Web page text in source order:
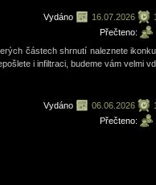
Vydáno 16.07.2026
Přečteno:
částech shrnutí naleznete
i infiltraci, budeme vám velmi
Vydáno 06.06.2026
Přečteno: